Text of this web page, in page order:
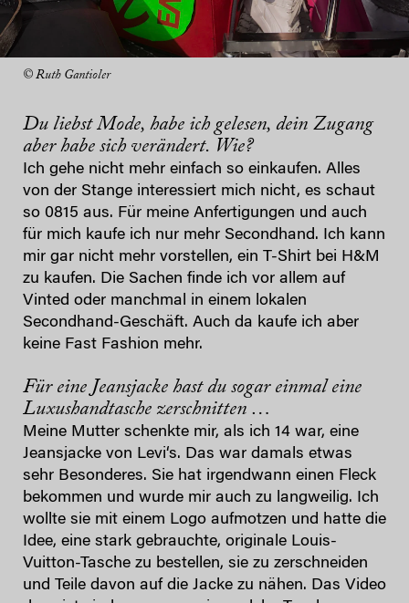
© Ruth Gantioler
Du liebst Mode, habe ich gelesen, dein Zugang
aber habe sich verändert. Wie?
Ich gehe nicht mehr einfach so einkaufen. Alles
von der Stange interessiert mich nicht, es schaut
so 0815 aus. Für meine Anfertigungen und auch
für mich kaufe ich nur mehr Secondhand. Ich kann
mir gar nicht mehr vorstellen, ein T-Shirt bei H&M
zu kaufen. Die Sachen finde ich vor allem auf
Vinted oder manchmal in einem lokalen
Secondhand-Geschäft. Auch da kaufe ich aber
keine Fast Fashion mehr.
Für eine Jeansjacke hast du sogar einmal eine
Luxushandtasche zerschnitten …
Meine Mutter schenkte mir, als ich 14 war, eine
Jeansjacke von Levi‘s. Das war damals etwas
sehr Besonderes. Sie hat irgendwann einen Fleck
bekommen und wurde mir auch zu langweilig. Ich
wollte sie mit einem Logo aufmotzen und hatte die
Idee, eine stark gebrauchte, originale Louis-
Vuitton-Tasche zu bestellen, sie zu zerschneiden
und Teile davon auf die Jacke zu nähen. Das Video